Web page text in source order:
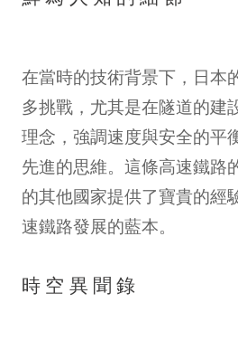
在當時的技術背景下，日本
多挑戰，尤其是在隧道的建
理念，強調速度與安全的平
先進的思維。這條高速鐵路
的其他國家提供了寶貴的經
速鐵路發展的藍本。
時空異聞錄